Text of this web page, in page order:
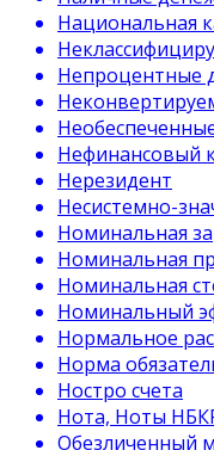
Национальная
Непроцентные
Нефинансовый
Нерезидент
Несистемно-
Номинальная
Номинальная
Номинальная
Номинальный
Нормальное
Норма
Ностро счета
Нота, Ноты
Обезличенный